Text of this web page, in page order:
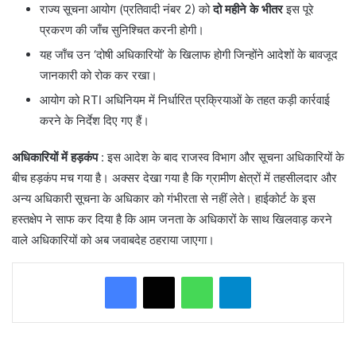
​राज्य सूचना आयोग (प्रतिवादी नंबर 2) कोदो महीने के भीतरइस पूरे
प्रकरण की जाँच सुनिश्चित करनी होगी।
​यह जाँच उन ‘दोषी अधिकारियों’ के खिलाफ होगी जिन्होंने आदेशों के बावजूद
जानकारी को रोक कर रखा।
​आयोग को RTI अधिनियम में निर्धारित प्रक्रियाओं के तहत कड़ी कार्रवाई
करने के निर्देश दिए गए हैं।
अधिकारियों में हड़कंप: इस आदेश के बाद राजस्व विभाग और सूचना अधिकारियों के
बीच हड़कंप मच गया है। अक्सर देखा गया है कि ग्रामीण क्षेत्रों में तहसीलदार और
अन्य अधिकारी सूचना के अधिकार को गंभीरता से नहीं लेते। हाईकोर्ट के इस
हस्तक्षेप ने साफ कर दिया है कि आम जनता के अधिकारों के साथ खिलवाड़ करने
वाले अधिकारियों को अब जवाबदेह ठहराया जाएगा।
WhatsAppTelegram